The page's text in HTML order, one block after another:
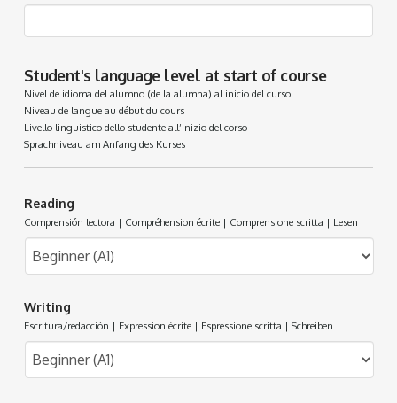
Student's language level at start of course
Nivel de idioma del alumno (de la alumna) al inicio del curso
Niveau de langue au début du cours
Livello linguistico dello studente all’inizio del corso
Sprachniveau am Anfang des Kurses
Reading
Comprensión lectora | Compréhension écrite | Comprensione scritta | Lesen
Writing
Escritura/redacción | Expression écrite | Espressione scritta | Schreiben